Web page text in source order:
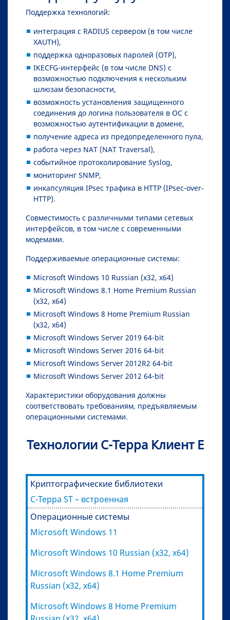
Поддержка технологий:
интеграция с RADIUS сервером (в том числе
XAUTH),
поддержка одноразовых паролей (OTP),
IKECFG-интерфейс (в том числе DNS) с
возможностью подключения к нескольким
шлюзам безопасности,
возможность установления защищенного
соединения до логина пользователя в ОС с
возможностью аутентификации в домене,
получение адреса из предопределенного пула,
работа через NAT (NAT Traversal),
событийное протоколирование Syslog,
мониторинг SNMP,
инкапсуляция IPsec трафика в HTTP (IPsec-over-
HTTP).
Совместимость с различными типами сетевых
интерфейсов, в том числе с современными
модемами.
Поддерживаемые операционные системы:
Microsoft Windows 10 Russian (x32, x64)
Microsoft Windows 8.1 Home Premium Russian
(x32, x64)
Microsoft Windows 8 Home Premium Russian
(x32, x64)
Microsoft Windows Server 2019 64-bit
Microsoft Windows Server 2016 64-bit
Microsoft Windows Server 2012R2 64-bit
Microsoft Windows Server 2012 64-bit
Характеристики оборудования должны
соответствовать требованиям, предъявляемым
операционными системами.
Технологии С-Терра Клиент Е
Криптографические библиотеки
С-Терра ST – встроенная
Операционные системы
Microsoft Windows 11
Microsoft Windows 10 Russian (x32, x64)
Microsoft Windows 8.1 Home Premium
Russian (x32, x64)
Microsoft Windows 8 Home Premium